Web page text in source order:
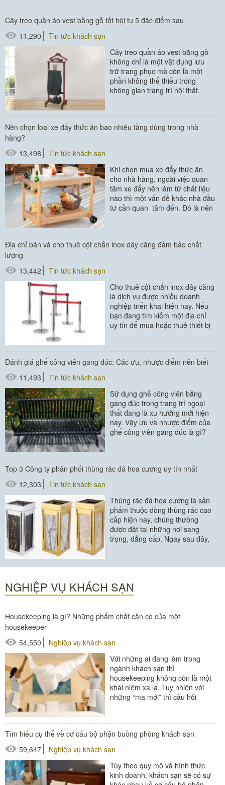
Cây treo quần áo vest bằng gỗ tốt hội tụ 5 đặc điểm sau
11,290
Tin tức khách sạn
Cây treo quần áo vest bằng gỗ
không chỉ là một vật dụng lưu
trữ trang phục mà còn là một
phần không thể thiếu trong
không gian trang trí nội thất.
#cây treo áo vest
#cây treo quần áo
Nên chọn loại xe đẩy thức ăn bao nhiêu tầng dùng trong nhà
hàng?
13,498
Tin tức khách sạn
Khi chọn mua xe đẩy thức ăn
cho nhà hàng, ngoài việc quan
tâm xe đẩy nên làm từ chất liệu
nào thì một vấn đề khác nhà đầu
tư cần quan tâm đến. Đó là nên
#xe đẩy thức ăn
Địa chỉ bán và cho thuê cột chắn inox dây căng đảm bảo chất
lượng
13,442
Tin tức khách sạn
Cho thuê cột chắn inox dây căng
là dịch vụ được nhiều doanh
nghiệp triển khai hiện nay. Nếu
bạn đang tìm kiếm một địa chỉ
uy tín để mua hoặc thuê thiết bị
#cột chắn inox
Đánh giá ghế công viên gang đúc: Các ưu, nhược điểm nên biết
11,493
Tin tức khách sạn
Sử dụng ghế công viên bằng
gang đúc trong trang trí ngoại
thất đang là xu hướng mới hiện
nay. Vậy ưu và nhược điểm của
ghế công viên gang đúc là gì?
Top 3 Công ty phân phối thùng rác đá hoa cương uy tín nhất
12,303
Tin tức khách sạn
Thùng rác đá hoa cương là sản
phẩm thuộc dòng thùng rác cao
cấp hiện nay, chúng thường
được đặt tại những nơi sang
trọng, đẳng cấp. Ngay sau đây,
#thùng rác khách sạn
NGHIỆP VỤ KHÁCH SẠN
Housekeeping là gì? Những phẩm chất cần có của một
housekeeper
54,550
Nghiệp vụ khách sạn
Với những ai đang làm trong
ngành khách sạn thì
housekeeping không còn là một
khái niệm xa lạ. Tuy nhiên với
những “ma mới” thì câu hỏi
#Buồng phòng khách sạn
#xe buồng phòng
#xe giặt là
Tìm hiểu cụ thể về cơ cấu bộ phận buồng phòng khách sạn
59,647
Nghiệp vụ khách sạn
Tùy theo quy mô và hình thức
kinh doanh, khách sạn sẽ có sự